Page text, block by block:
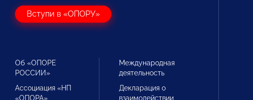
Вступи в «ОПОРУ»
Об «ОПОРЕ
РОССИИ»
Ассоциация «НП
«ОПОРА»
Международная
деятельность
Декларация о
взаимодействии